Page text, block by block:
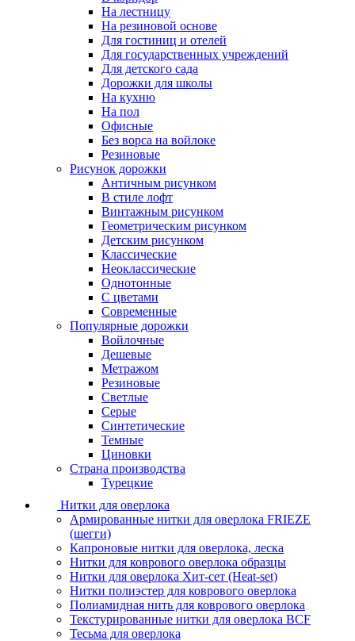
На лестницу
На резиновой основе
Для гостиниц и отелей
Для государственных учреждений
Для детского сада
Дорожки для школы
На кухню
На пол
Офисные
Без ворса на войлоке
Резиновые
Рисунок дорожки
Античным рисунком
В стиле лофт
Винтажным рисунком
Геометрическим рисунком
Детским рисунком
Классические
Неоклассические
Однотонные
С цветами
Современные
Популярные дорожки
Войлочные
Дешевые
Метражом
Резиновые
Светлые
Серые
Синтетические
Темные
Циновки
Страна производства
Турецкие
Нитки для оверлока
Армированные нитки для оверлока FRIEZE
(шегги)
Капроновые нитки для оверлока, леска
Нитки для коврового оверлока образцы
Нитки для оверлока Хит-сет (Heat-set)
Нитки полиэстер для коврового оверлока
Полиамидная нить для коврового оверлока
Текстурированные нитки для оверлока BCF
Тесьма для оверлока